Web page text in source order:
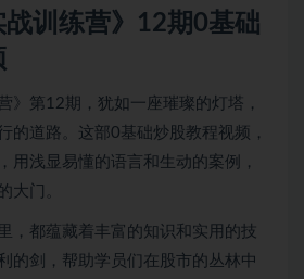
战训练营》12期0基础
》第12期，犹如一座璀璨的灯塔，
的道路。这部0基础炒股教程视频，
用浅显易懂的语言和生动的案例，
大门。
，都蕴藏着丰富的知识和实用的技
的剑，帮助学员们在股市的丛林中